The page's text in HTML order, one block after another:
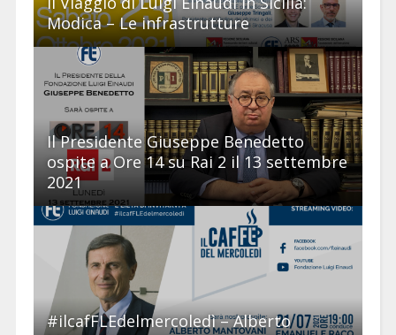
Modica – Le infrastrutture
Il Presidente Giuseppe Benedetto
ospite a Ore 14 su Rai 2 il 13 settembre
2021
#ilcafFLEdelmercoledì – Alberto